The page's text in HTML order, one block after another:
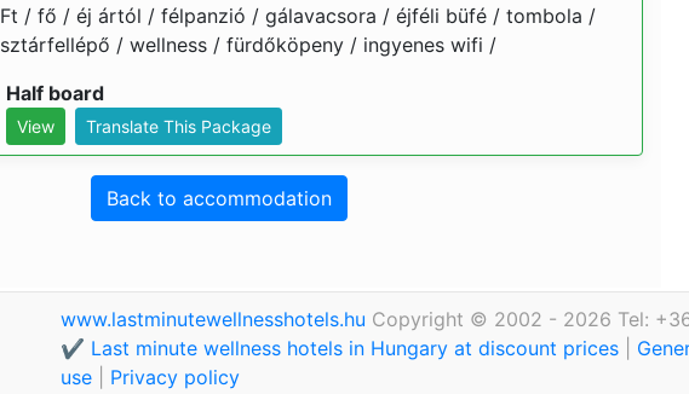
Ft / fő / éj ártól / félpanzió / gálavacsora / éjféli büfé / tombola /
sztárfellépő / wellness / fürdőköpeny / ingyenes wifi /
Half board
View Translate This Package
Back to accommodation
www.lastminutewellnesshotels.hu Copyright © 2002 - 2026 Tel:
✔️ Last minute wellness hotels in Hungary at discount prices
use
Privacy policy